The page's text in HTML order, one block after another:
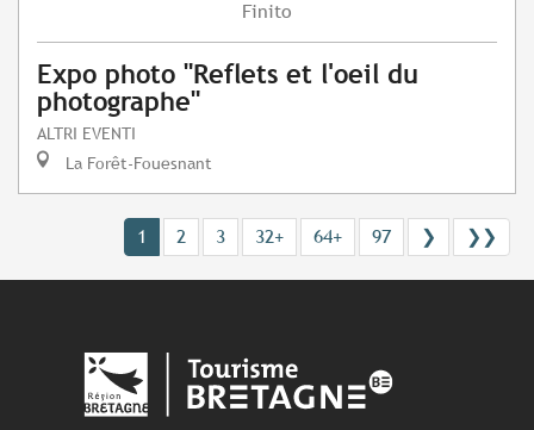
Finito
Expo photo "Reflets et l'oeil du
photographe"
ALTRI EVENTI
La Forêt-Fouesnant
1 2 3 32+ 64+ 97 ❯ ❯❯